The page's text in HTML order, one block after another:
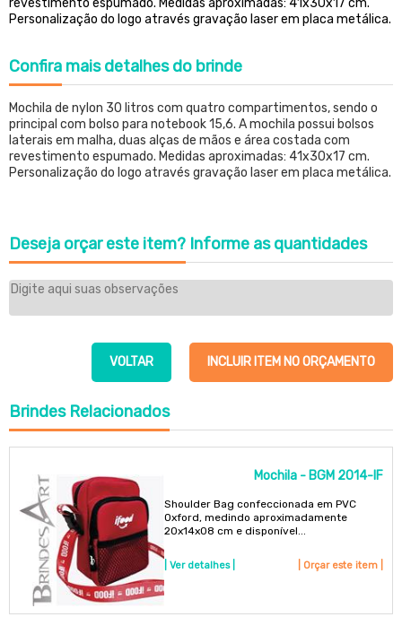
revestimento espumado. Medidas aproximadas: 41x30x17 cm.
Personalização do logo através gravação laser em placa metálica.
Confira mais detalhes do brinde
Mochila de nylon 30 litros com quatro compartimentos, sendo o
principal com bolso para notebook 15,6. A mochila possui bolsos
laterais em malha, duas alças de mãos e área costada com
revestimento espumado. Medidas aproximadas: 41x30x17 cm.
Personalização do logo através gravação laser em placa metálica.
Deseja orçar este item? Informe as quantidades
INCLUIR ITEM NO ORÇAMENTO
VOLTAR
BrindesRelacionados
Mochila - BGM 2014-IF
Shoulder Bag confeccionada em PVC
Oxford, medindo aproximadamente
20x14x08 cm e disponível...
| Ver detalhes | | Orçar este item |